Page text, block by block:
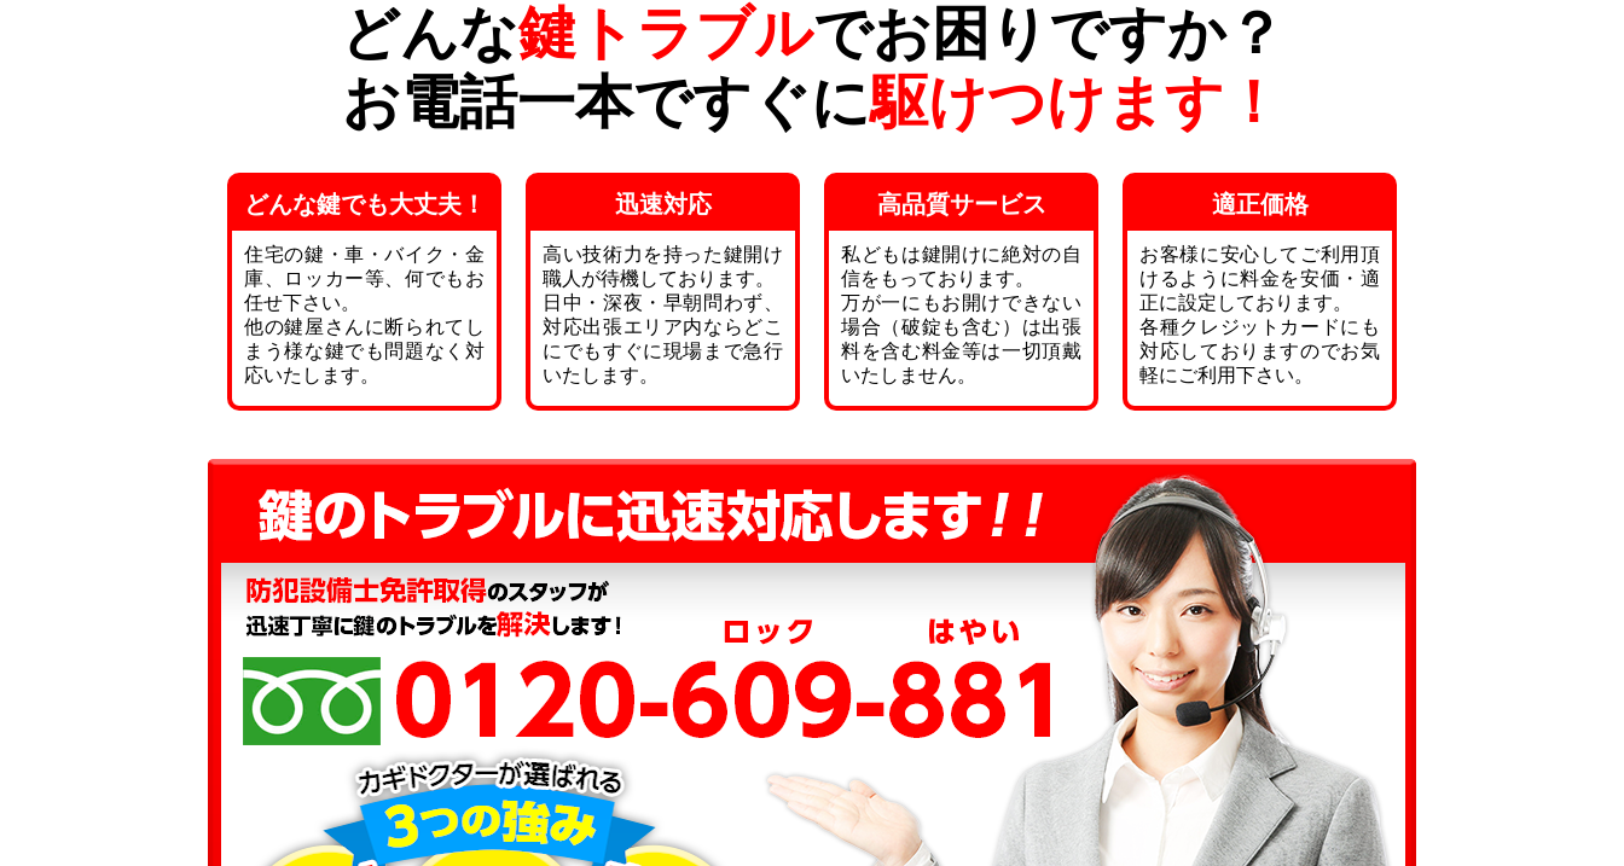
どんな鍵トラブルでお困りですか？
お電話一本ですぐに駆けつけます！
どんな鍵でも大丈夫！
住宅の鍵・車・バイク・金
庫、ロッカー等、何でもお
任せ下さい。
他の鍵屋さんに断られてし
まう様な鍵でも問題なく対
応いたします。
迅速対応
高い技術力を持った鍵開け
職人が待機しております。
日中・深夜・早朝問わず、
対応出張エリア内ならどこ
にでもすぐに現場まで急行
いたします。
高品質サービス
私どもは鍵開けに絶対の自
信をもっております。
万が一にもお開けできない
場合（破錠も含む）は出張
料を含む料金等は一切頂戴
いたしません。
適正価格
お客様に安心してご利用頂
けるように料金を安価・適
正に設定しております。
各種クレジットカードにも
対応しておりますのでお気
軽にご利用下さい。